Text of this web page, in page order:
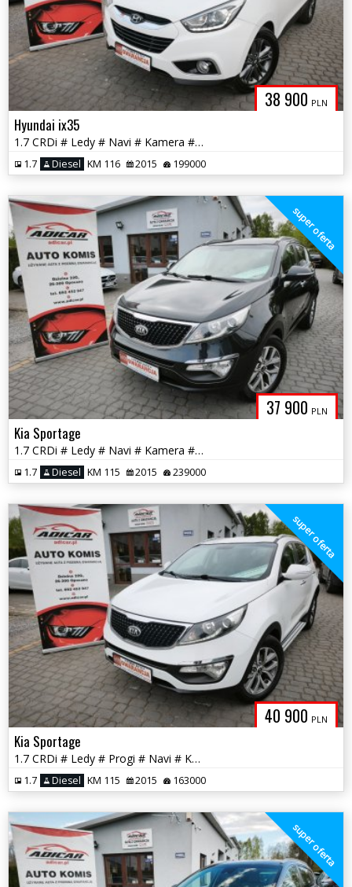
38 900 PLN
Hyundai ix35
1.7 CRDi # Ledy # Navi # Kamera # Felga # PDC # GWARANCJA !!
1.7 Diesel KM 116 2015 199000
37 900 PLN
super oferta
Kia Sportage
1.7 CRDi # Ledy # Navi # Kamera # Skóra # PDC # GWARANCJA !!!
1.7 Diesel KM 115 2015 239000
40 900 PLN
super oferta
Kia Sportage
1.7 CRDi # Ledy # Progi # Navi # Kamera # Skóra # GWARANCJA !!!
1.7 Diesel KM 115 2015 163000
super oferta